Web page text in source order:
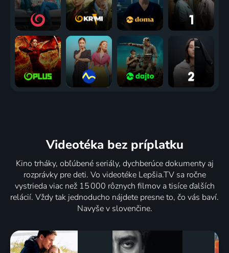
Videotéka bez príplatku
Kino trháky, obľúbené seriály, dychberúce dokumenty aj
rozprávky pre deti. Vo videotéke Lepšia.TV sa ročne
vystrieda viac než 15 000 rôznych filmov a tisíce ďalších
relácií. Vždy tak jednoducho nájdete presne to, čo vás baví.
Navyše v slovenčine.